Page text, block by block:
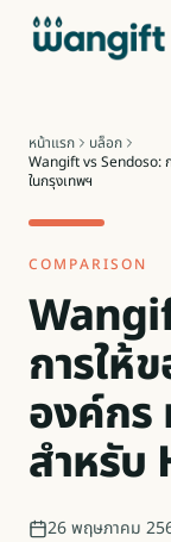
หน้าแรก
บล็อก
Wangift vs Sendoso:
ในกรุงเทพฯ
COMPARISON
การให้
องค์กร
สำหรับ
26 พฤษภาคม